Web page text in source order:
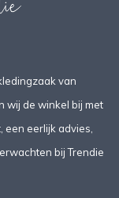
van
wij de winkel bij met
een eerlijk advies,
bij Trendie